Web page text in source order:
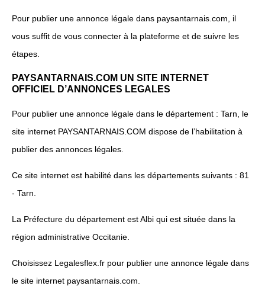
Pour publier une annonce légale dans paysantarnais.com, il
vous suffit de vous connecter à la plateforme et de suivre les
étapes.
PAYSANTARNAIS.COM UN SITE INTERNET
OFFICIEL D’ANNONCES LEGALES
Pour publier une annonce légale dans le département : Tarn, le
site internet PAYSANTARNAIS.COM dispose de l’habilitation à
publier des annonces légales.
Ce site internet est habilité dans les départements suivants : 81
- Tarn.
La Préfecture du département est Albi qui est située dans la
région administrative Occitanie.
Choisissez Legalesflex.fr pour publier une annonce légale dans
le site internet paysantarnais.com.